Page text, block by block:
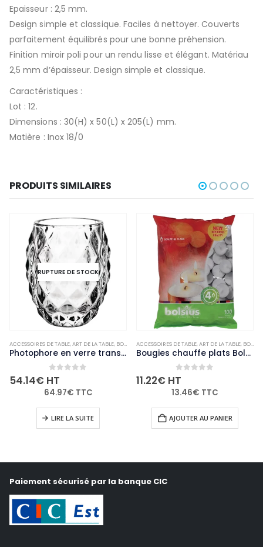
Epaisseur : 2,5 mm.
Design simple et classique. Faciles à nettoyer. Couverts
parfaitement équilibrés pour une bonne préhension.
Finition miroir poli pour un rendu lisse et élégant. Matériau
2,5 mm d’épaisseur. Design simple et classique.
Caractéristiques :
Lot : 12.
Dimensions : 30(H) x 50(L) x 205(L) mm.
Matière : Inox 18/0
PRODUITS SIMILAIRES
,NON-PALETTISABLE
RUPTURE DE STOCK
ACCESSOIRES DE TABLE,ART DE LA TABLE, BOUGIES ET PHOTOPHORES ,NON-PALETTISABLE
Photophore en verre transparent diamant Olympia 75mm (Lot de 6)
0out of 5
54.14€ HT
64.97€ TTC
LIRE LA SUITE
ACCESSOIRES DE TABLE,ART DE LA TABLE, BOUGIES ET PHOTOPHORES
Bougies chauffe plats Bolsius 4 heures (Lot de 100)
0
11.22€ HT
13.46€ TTC
AJOUTER AU PANIER
Paiement sécurisé par la banque CIC